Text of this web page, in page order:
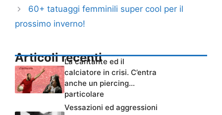
60+ tatuaggi femminili super cool per il
prossimo inverno!
Articoli recenti
La cantante ed il
calciatore in crisi. C’entra
anche un piercing…
particolare
Vessazioni ed aggressioni